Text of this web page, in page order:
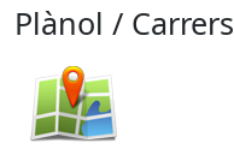
Plànol / Carrers